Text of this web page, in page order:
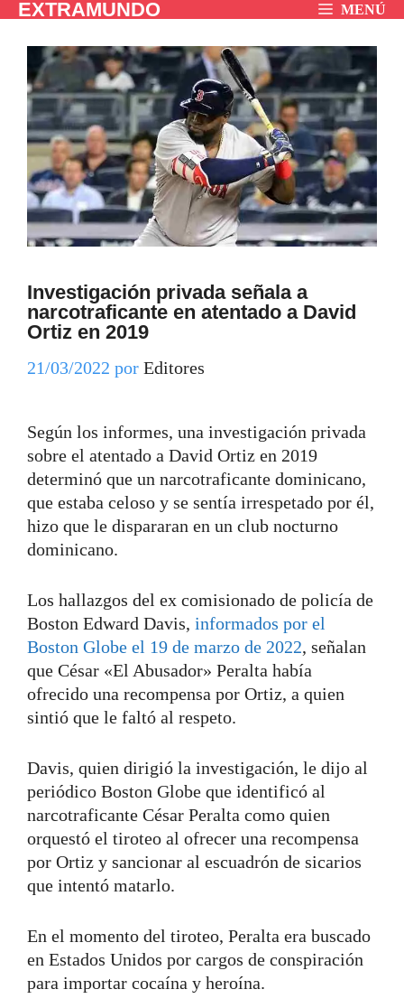
Saltar
contenido
EXTRAMUNDO MENÚ
Investigación privada señala a
narcotraficante en atentado a David
Ortiz en 2019
21/03/2022 por Editores
Según los informes, una investigación privada
sobre el atentado a David Ortiz en 2019
determinó que un narcotraficante dominicano,
que estaba celoso y se sentía irrespetado por él,
hizo que le dispararan en un club nocturno
dominicano.
Los hallazgos del ex comisionado de policía de
Boston Edward Davis, informados por el
Boston Globe el 19 de marzo de 2022, señalan
que César «El Abusador» Peralta había
ofrecido una recompensa por Ortiz, a quien
sintió que le faltó al respeto.
Davis, quien dirigió la investigación, le dijo al
periódico Boston Globe que identificó al
narcotraficante César Peralta como quien
orquestó el tiroteo al ofrecer una recompensa
por Ortiz y sancionar al escuadrón de sicarios
que intentó matarlo.
En el momento del tiroteo, Peralta era buscado
en Estados Unidos por cargos de conspiración
para importar cocaína y heroína.